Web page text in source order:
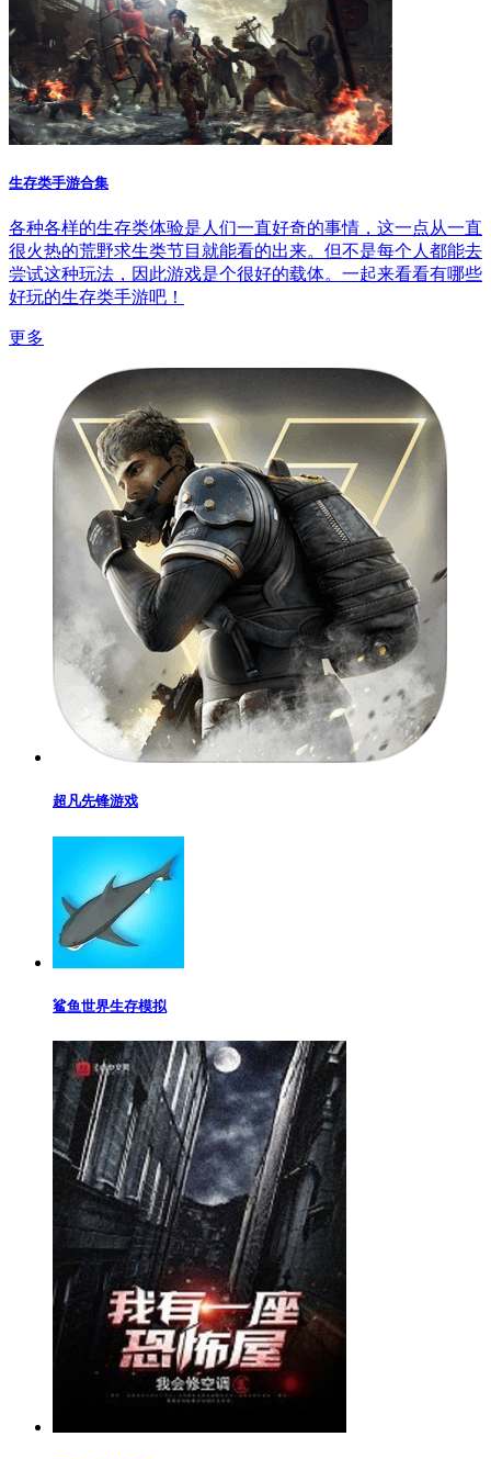
生存类手游合集
各种各样的生存类体验是人们一直好奇的事情，这一点从一直
很火热的荒野求生类节目就能看的出来。但不是每个人都能去
尝试这种玩法，因此游戏是个很好的载体。一起来看看有哪些
好玩的生存类手游吧！
更多
超凡先锋游戏
鲨鱼世界生存模拟